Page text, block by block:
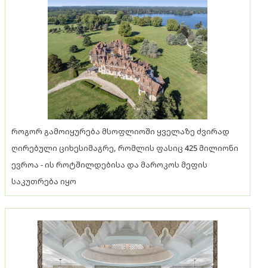
როგორ გამოიყურება მსოფლიოში ყველაზე ძვირად
ღირებული ციხესიმაგრე, რომლის ფასიც 425 მილიონი
ევროა - ის როტშილდებისა და მაროკოს მეფის
საკუთრება იყო